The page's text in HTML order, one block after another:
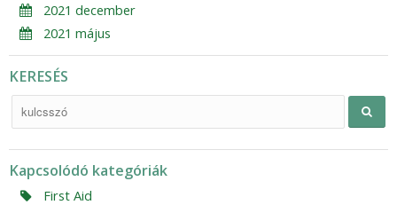
2021 december
2021 május
KERESÉS
Kapcsolódó kategóriák
First Aid